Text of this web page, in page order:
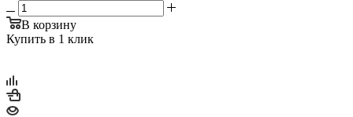
В корзину
Купить в 1 клик